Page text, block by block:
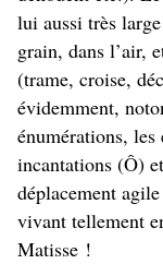
lui aussi très
grain, dans l’air,
(trame, croise,
évidemment,
énumérations,
incantations (Ô)
déplacement
vivant tellement
Matisse !